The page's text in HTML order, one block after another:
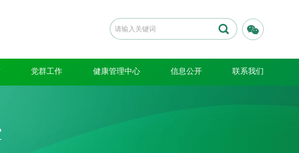
 
党群工作 健康管理中心 信息公开 联系我们